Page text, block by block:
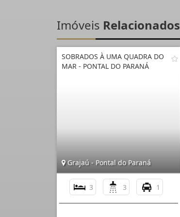
Imóveis Relacionados
SOBRADOS À UMA QUADRA DO
MAR - PONTAL DO PARANÁ
Grajaú - Pontal do Paraná
3 3 1